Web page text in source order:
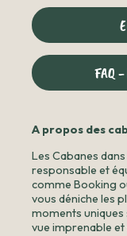
FAQ
A propos des
Les Cabanes dans
responsable et
comme Booking
vous déniche les
moments uniques
vue imprenable